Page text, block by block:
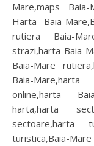
Mare,maps
Harta Baia-
rutiera Baia-
strazi,harta Baia-
Baia-Mare
Baia-
online,harta
harta,harta
sectoare,harta
turistica,Baia-